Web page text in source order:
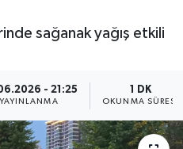
sağanak yağış etkili
- 21:25
YAYINLANMA
1 DK
OKUNMA SÜRESI